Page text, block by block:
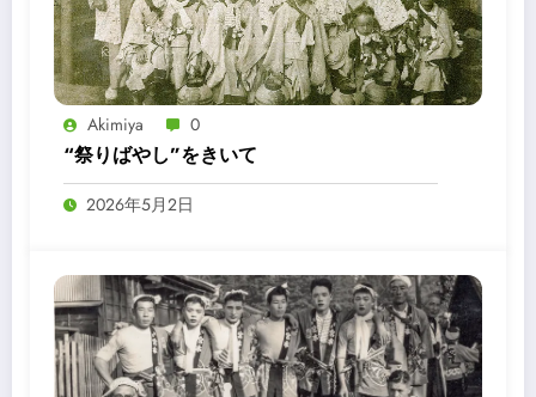
Akimiya 0
“祭りばやし”をきいて
2026年5月2日